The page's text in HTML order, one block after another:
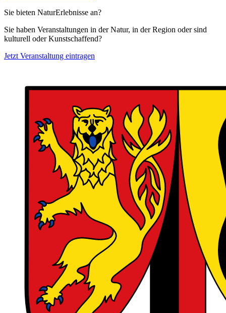
Sie bieten NaturErlebnisse an?
Sie haben Veranstaltungen in der Natur, in der Region oder sind
kulturell oder Kunstschaffend?
Jetzt Veranstaltung eintragen